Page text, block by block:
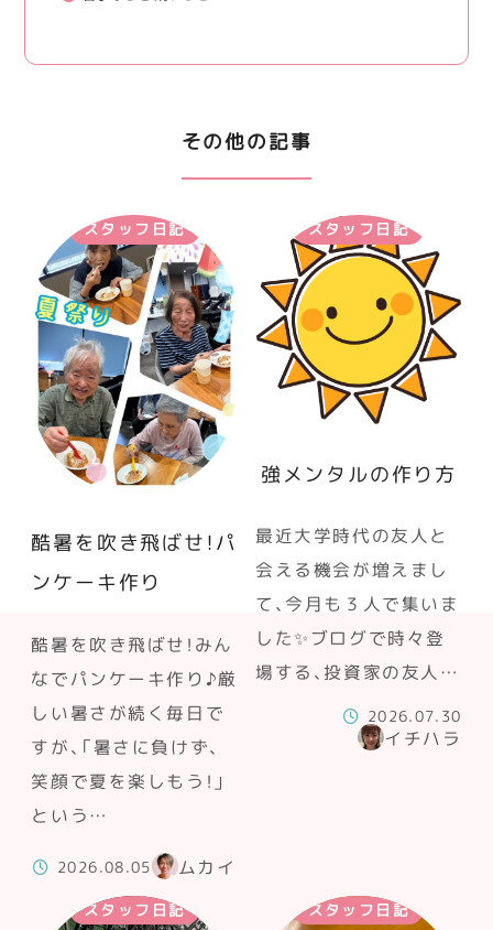
その他の記事
スタッフ日記
酷暑を吹き飛ばせ！パ
ンケーキ作り
酷暑を吹き飛ばせ！みん
なでパンケーキ作り♪厳
しい暑さが続く毎日で
すが、「暑さに負けず、
笑顔で夏を楽しもう！」
という…
2026.08.05 ムカイ
スタッフ日記
強メンタルの作り方
最近大学時代の友人と
会える機会が増えまし
て、今月も３人で集いま
した✨ブログで時々登
場する、投資家の友人…
2026.07.30
イチハラ
スタッフ日記 スタッフ日記